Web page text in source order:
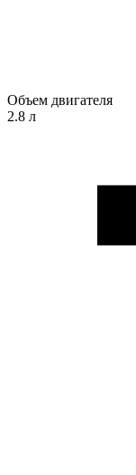
Объем двигателя
2.8 л